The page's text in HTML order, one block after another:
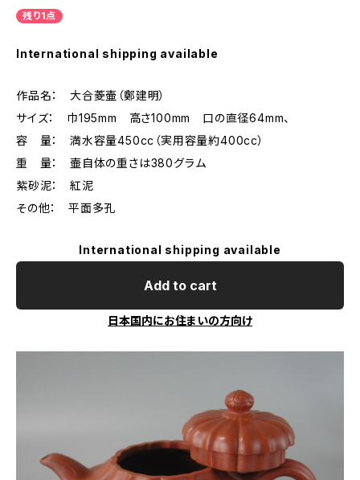
残り1点
International shipping available
作品名： 大合菱壷（鄭建明）
サイズ： 巾195mm 高さ100mm 口の直径64mm、
容 量： 満水容量450cc（実用容量約400cc）
重 量： 壷自体の重さは380グラム
紫砂泥： 紅泥
その他： 平面多孔
International shipping available
Add to cart
日本国内にお住まいの方向け